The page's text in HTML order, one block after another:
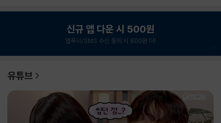
신규 앱 다운 시 500원
앱푸시/SMS 수신 동의 시 600원 더!
유튜브